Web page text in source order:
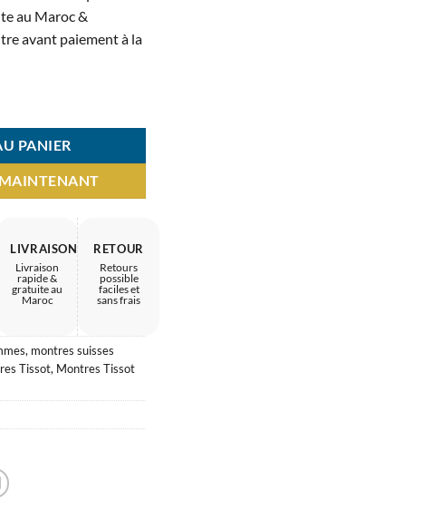
au Maroc &
avant paiement à la
PANIER
LIVRAISON
Livraison
rapide &
gratuite au
Maroc
RETOUR
Retours
possible
faciles et
sans frais
, montres suisses
Tissot, Montres Tissot